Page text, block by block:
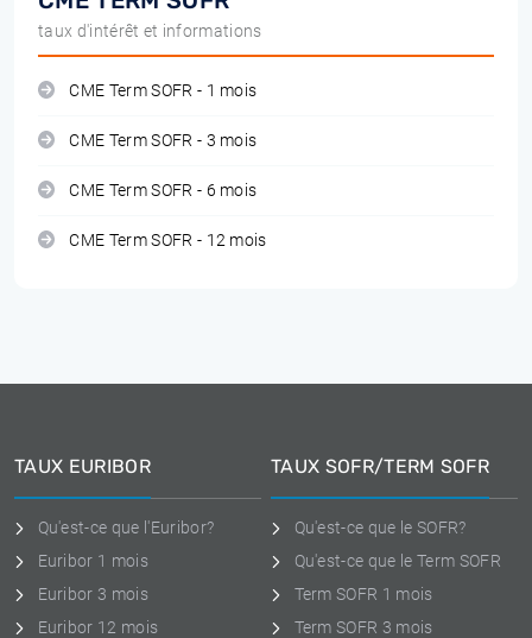
taux d'intérêt et informations
CME Term SOFR - 1 mois
CME Term SOFR - 3 mois
CME Term SOFR - 6 mois
CME Term SOFR - 12 mois
TAUX EURIBOR
Qu'est-ce que l'Euribor?
Euribor 1 mois
Euribor 3 mois
Euribor 12 mois
TAUX SOFR/TERM SOFR
Qu'est-ce que le SOFR?
Qu'est-ce que le Term SOFR
Term SOFR 1 mois
Term SOFR 3 mois